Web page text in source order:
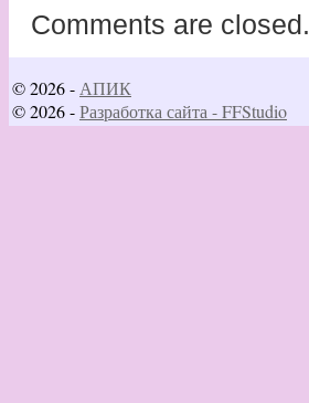
Comments are closed.
© 2026 - АПИК
© 2026 -Разработка сайта - FFStudio